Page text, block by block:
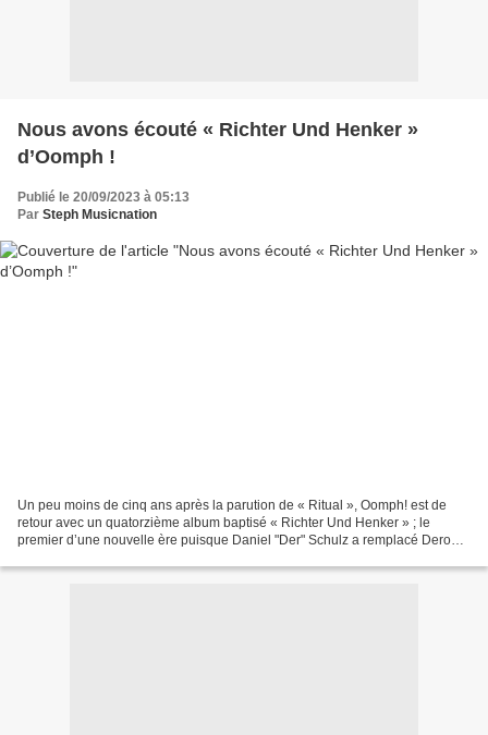
Nous avons écouté « Richter Und Henker »
d’Oomph !
Publié le 20/09/2023 à 05:13
Par Steph Musicnation
Un peu moins de cinq ans après la parution de « Ritual », Oomph! est de
retour avec un quatorzième album baptisé « Richter Und Henker » ; le
premier d’une nouvelle ère puisque Daniel "Der" Schulz a remplacé Dero